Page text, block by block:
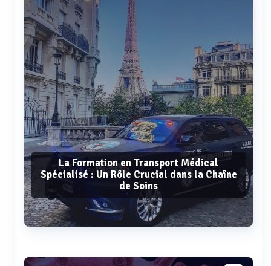
La Formation en Transport Médical
Spécialisé : Un Rôle Crucial dans la Chaîne
de Soins